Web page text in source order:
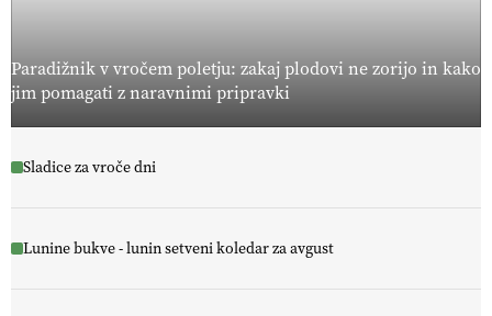
Paradižnik v vročem poletju: zakaj plodovi ne zorijo in kako
jim pomagati z naravnimi pripravki
Sladice za vroče dni
Lunine bukve - lunin setveni koledar za avgust